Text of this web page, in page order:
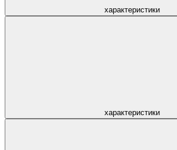
характеристики
характеристики